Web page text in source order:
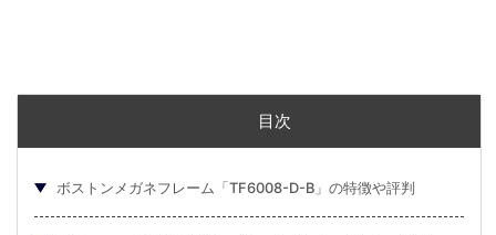
目次
ボストンメガネフレーム「TF6008-D-B」の特徴や評判